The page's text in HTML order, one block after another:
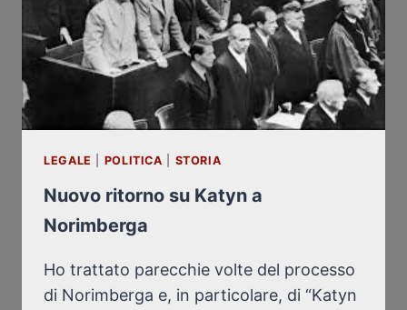
LEGALE POLITICA STORIA
Nuovo ritorno su Katyn a
Norimberga
Ho trattato parecchie volte del processo
di Norimberga e, in particolare, di “Katyn